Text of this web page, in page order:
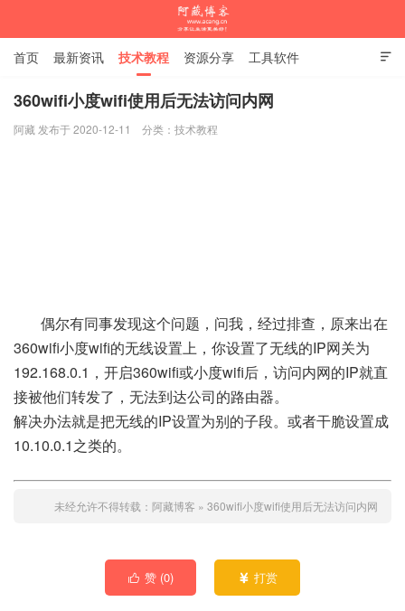

首页 最新资讯 技术教程 资源分享 工具软件
杂谈随笔
360wifi小度wifi使用后无法访问内网
阿藏 发布于 2020-12-11 分类： 技术教程
偶尔有同事发现这个问题，问我，经过排查，原来出在
360wifi小度wifi的无线设置上，你设置了无线的IP网关为
192.168.0.1，开启360wifi或小度wifi后，访问内网的IP就直
接被他们转发了，无法到达公司的路由器。
解决办法就是把无线的IP设置为别的子段。或者干脆设置成
10.10.0.1之类的。
未经允许不得转载： 阿藏博客 » 360wifi小度wifi使用后无法访问内网
 赞 (0)  打赏